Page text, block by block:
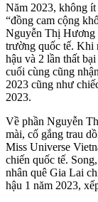
Năm 2023, không ít
“đồng cam cộng
Nguyễn Thị Hương
trường quốc tế. Khi
hậu và 2 lần thất
cuối cùng cũng
2023 cũng như
2023.
Về phần Nguyễn
mài, cố gắng trau
Miss Universe
chiến quốc tế.
nhân quê Gia Lai
hậu 1 năm 2023,